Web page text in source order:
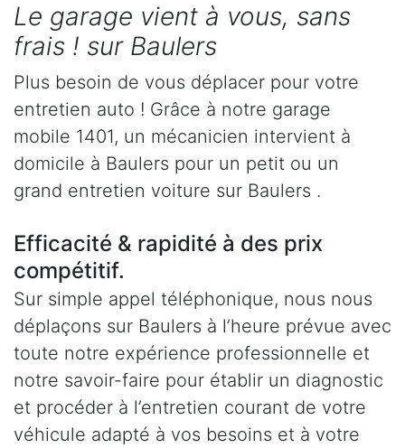
Le garage vient à vous, sans
frais ! sur Baulers
Plus besoin de vous déplacer pour votre
entretien auto ! Grâce à notre garage
mobile 1401, un mécanicien intervient à
domicile à Baulers pour un petit ou un
grand entretien voiture sur Baulers .
Efficacité & rapidité à des prix
compétitif.
Sur simple appel téléphonique, nous nous
déplaçons sur Baulers à l’heure prévue avec
toute notre expérience professionnelle et
notre savoir-faire pour établir un diagnostic
et procéder à l’entretien courant de votre
véhicule adapté à vos besoins et à votre